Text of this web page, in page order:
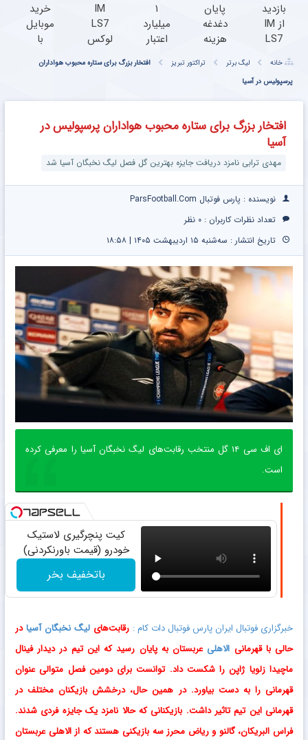
بازدید
از IM
LS7
ترین
شاسی
بلند
ایران
در
باشگاه
پایان
دغدغه
هزینه
دندان
با پک
کننده
۱
میلیارد
اعتبار
طلا |
ضامن
IM
LS7
لوکس
شاسی
برقی
خرید
موبایل
با
پی |
قسط
سود و
خانه لیگ برتر تراکتور تبریز
افتخار بزرگ برای ستاره محبوب هواداران
پرسپولیس در آسیا
افتخار بزرگ برای ستاره محبوب هواداران پرسپولیس در
آسیا
مهدی ترابی نامزد دریافت جایزه بهترین گل فصل لیگ نخبگان آسیا شد
نویسنده : پارس فوتبال ParsFootball.Com
تعداد نظرات کاربران : ۰ نظر
تاریخ انتشار : سه‌شنبه ۱۵ اردیبهشت ۱۴۰۵ | ۱۸:۵۸
ای اف سی ۱۴ گل منتخب رقابت‌های لیگ نخبگان آسیا را معرفی کرده
است.
کیت پنچرگیری لاستیک
خودرو (قیمت باورنکردنی)
باتخفیف بخر
خبرگزاری فوتبال ایران پارس فوتبال دات کام : رقابت‌های لیگ نخبگان آسیادر
حالی با قهرمانی الاهلی عربستان به پایان رسید که این تیم در دیدار فینال
ماچیدا زلویا ژاپن را شکست داد. توانست برای دومین فصل متوالی عنوان
قهرمانی را به دست بیاورد. در همین حال، درخشش بازیکنان مختلف در
قهرمانی این تیم تاثیر داشت. بازیکنانی که حالا نامزد یک جایزه فردی شدند.
فراس البریکان، گالنو و ریاض محرز سه بازیکنی هستند که از الاهلی عربستان